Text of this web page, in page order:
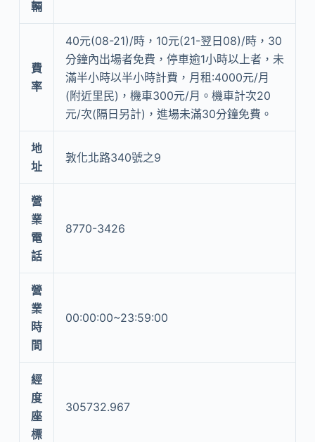
輛
費
率
40元(08-21)/時，10元(21-翌日08)/時，30
分鐘內出場者免費，停車逾1小時以上者，未
滿半小時以半小時計費，月租:4000元/月
(附近里民)，機車300元/月。機車計次20
元/次(隔日另計)，進場未滿30分鐘免費。
地
址
敦化北路340號之9
營
業
電
話
8770-3426
營
業
時
間
00:00:00~23:59:00
經
度
座
標
305732.967